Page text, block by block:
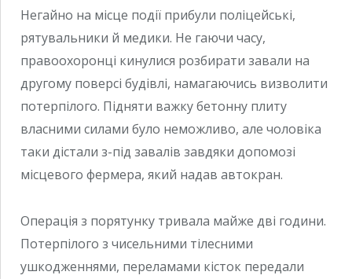
Негайно на місце події прибули поліцейські,
рятувальники й медики. Не гаючи часу,
правоохоронці кинулися розбирати завали на
другому поверсі будівлі, намагаючись визволити
потерпілого. Підняти важку бетонну плиту
власними силами було неможливо, але чоловіка
таки дістали з-під завалів завдяки допомозі
місцевого фермера, який надав автокран.
Операція з порятунку тривала майже дві години.
Потерпілого з чисельними тілесними
ушкодженнями, переламами кісток передали